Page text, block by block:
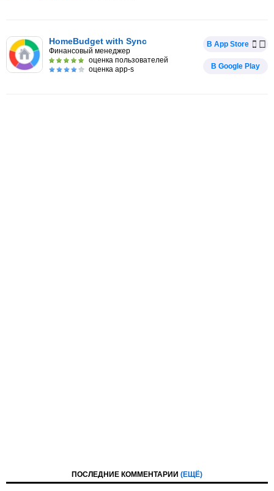
HomeBudget with Sync
Финансовый менеджер
оценка пользователей
оценка app-s
В App Store
В Google Play
ПОСЛЕДНИЕ КОММЕНТАРИИ (ЕЩЁ)